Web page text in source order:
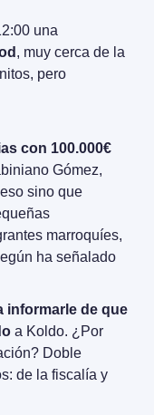
, muy cerca de la
pero
con 100.000€
Gómez,
sino que
marroquíes,
ha señalado
informarle de que
a Koldo. ¿Por
Doble
de la fiscalía y